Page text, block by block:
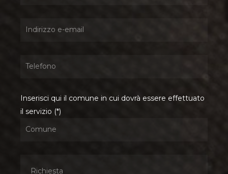
Inserisci qui il comune in cui dovrà essere effettuato
il servizio (*)